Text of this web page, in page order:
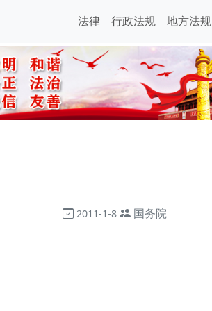
法律 行政法规 地方法规
2011-1-8 国务院